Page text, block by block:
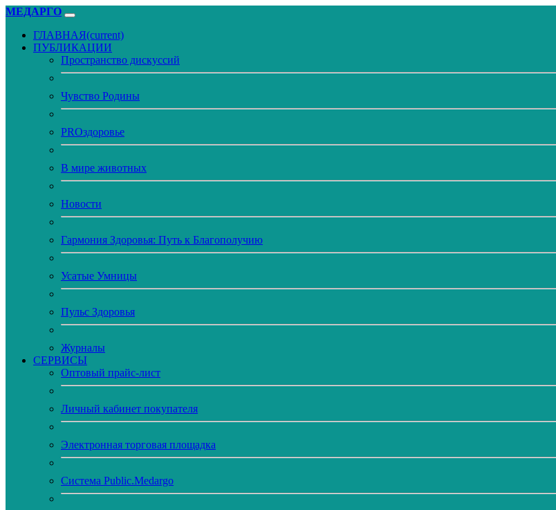
МЕДАРГО
ГЛАВНАЯ(current)
ПУБЛИКАЦИИ
Пространство дискуссий
Чувство Родины
PROздоровье
В мире животных
Новости
Гармония Здоровья: Путь к Благополучию
Усатые Умницы
Пульс Здоровья
Журналы
CЕРВИСЫ
Оптовый прайс-лист
Личный кабинет покупателя
Электронная торговая площадка
Система Public.Medargo